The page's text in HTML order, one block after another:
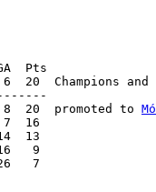
15- 6  20  Champions
13- 8  20  promoted to